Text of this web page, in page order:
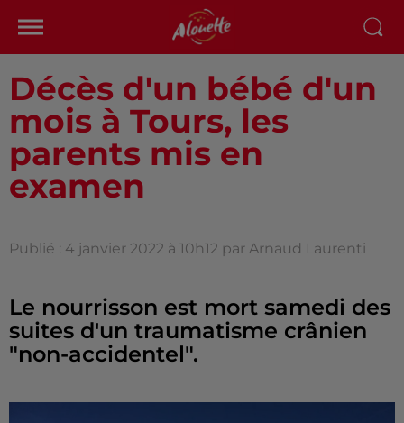
Décès d'un bébé d'un
mois à Tours, les
parents mis en
examen
Publié : 4 janvier 2022 à 10h12 par Arnaud Laurenti
Le nourrisson est mort samedi des
suites d'un traumatisme crânien
"non-accidentel".